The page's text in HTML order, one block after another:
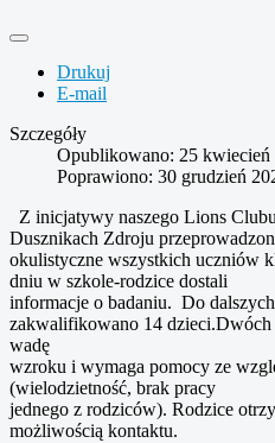
Drukuj
E-mail
Szczegóły
Opublikowano: 25 kwiecień
Poprawiono: 30 grudzień
Z inicjatywy naszego Lions
Dusznikach Zdroju
okulistyczne wszystkich uczniów
dniu w szkole-rodzice dostali
informacje o badaniu. Do
zakwalifikowano 14 dzieci.Dwóch
wadę
wzroku i wymaga pomocy ze
(wielodzietność, brak pracy
jednego z rodziców). Rodzice
możliwością kontaktu.